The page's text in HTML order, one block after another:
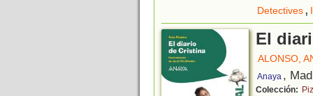
Detectives,
El
ALONSO,
Anaya ,
Colección: